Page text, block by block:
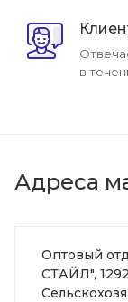
в
Адреса
Оптовый
СТАЙЛ",